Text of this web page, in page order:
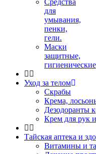
Средства
для
умывания,
пенки,
гели.
Маски
защитные,
гигиенические
Уход за телом
Скрабы
Крема,
Дезодоранты
Крем для рук
Тайская аптека и
Витамины и